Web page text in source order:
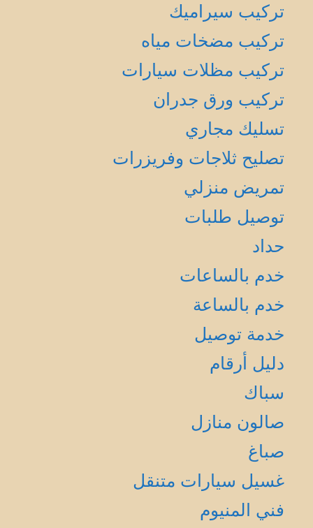
تركيب سيراميك
تركيب مضخات مياه
تركيب مظلات سيارات
تركيب ورق جدران
تسليك مجاري
تصليح ثلاجات وفريزرات
تمريض منزلي
توصيل طلبات
حداد
خدم بالساعات
خدم بالساعة
خدمة توصيل
دليل أرقام
سباك
صالون منازل
صباغ
غسيل سيارات متنقل
فني المنيوم